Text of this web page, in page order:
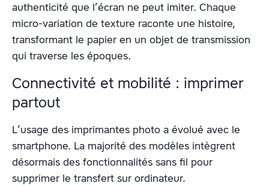
authenticité que l’écran ne peut imiter. Chaque
micro-variation de texture raconte une histoire,
transformant le papier en un objet de transmission
qui traverse les époques.
Connectivité et mobilité : imprimer
partout
L’usage des imprimantes photo a évolué avec le
smartphone. La majorité des modèles intègrent
désormais des fonctionnalités sans fil pour
supprimer le transfert sur ordinateur.